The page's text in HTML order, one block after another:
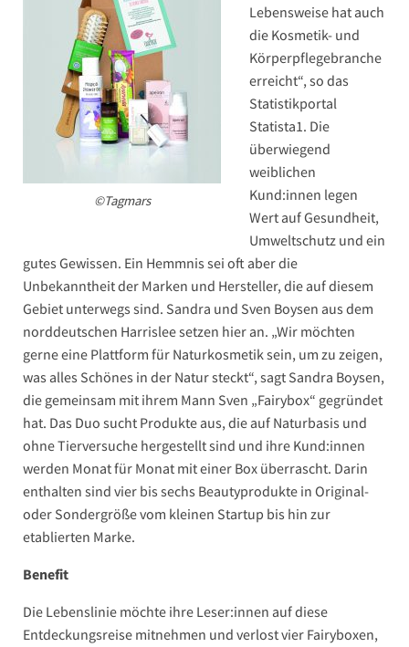
©Tagmars
Lebensweise hat auch
die Kosmetik- und
Körperpflegebranche
erreicht“, so das
Statistikportal
Statista1. Die
überwiegend
weiblichen
Kund:innen legen
Wert auf Gesundheit,
Umweltschutz und ein
gutes Gewissen. Ein Hemmnis sei oft aber die
Unbekanntheit der Marken und Hersteller, die auf diesem
Gebiet unterwegs sind. Sandra und Sven Boysen aus dem
norddeutschen Harrislee setzen hier an. „Wir möchten
gerne eine Plattform für Naturkosmetik sein, um zu zeigen,
was alles Schönes in der Natur steckt“, sagt Sandra Boysen,
die gemeinsam mit ihrem Mann Sven „Fairybox“ gegründet
hat. Das Duo sucht Produkte aus, die auf Naturbasis und
ohne Tierversuche hergestellt sind und ihre Kund:innen
werden Monat für Monat mit einer Box überrascht. Darin
enthalten sind vier bis sechs Beautyprodukte in Original-
oder Sondergröße vom kleinen Startup bis hin zur
etablierten Marke.
Benefit
Die Lebenslinie möchte ihre Leser:innen auf diese
Entdeckungsreise mitnehmen und verlost vier Fairyboxen,